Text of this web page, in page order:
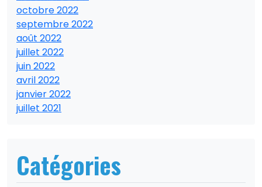
octobre 2022
septembre 2022
août 2022
juillet 2022
juin 2022
avril 2022
janvier 2022
juillet 2021
Catégories